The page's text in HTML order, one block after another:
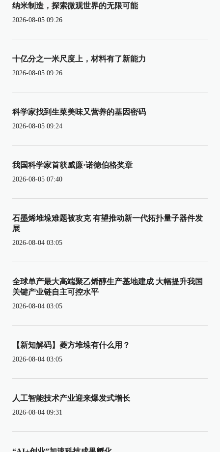
纳米制造，探索微观世界的无限可能
2026-08-05 09:26
十亿分之一米尺度上，材料有了新能力
2026-08-05 09:26
科学家找到生菜美味又营养的基因密码
2026-08-05 09:24
我国科学家首获威廉·诺德伯格奖章
2026-08-05 07:40
石墨烯堆垛难题被攻克 有望推动新一代拓扑量子器件发
展
2026-08-04 03:05
全球单产最大高端聚乙烯醇生产基地建成 大幅提升我国
关键产业链自主可控水平
2026-08-04 03:05
【新知解码】菱方堆垛有什么用？
2026-08-04 03:05
人工智能技术产业迎来爆发式增长
2026-08-04 09:31